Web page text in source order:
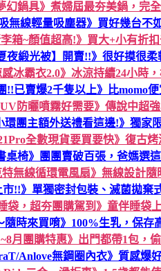
幻鍋具》煮婦屆最夯美鍋，完
無線輕量吸塵器》買好幾台不
箱~顏值超高!》買大+小有折
夜緞光被】開賣!!》很好摸很
冰霸衣2.0》冰涼持續24小時
!!已賣爆2千隻以上》比momo
防曬噴霧好需要》傳說中超
環團主額外送禮看這邊!》獨家
全數現貨要買要快》復古
桌椅》團團賣破百張，爸媽選
特無線循環電風扇》無線設計
市!!》單獨密封包裝、滅菌拋棄
袋，超夯團購駕到》童伴睡袋
隨時來買唷》100%生乳，保存
月團購特惠》出門都帶1包，
Anlove無鋼圈內衣》質感爆